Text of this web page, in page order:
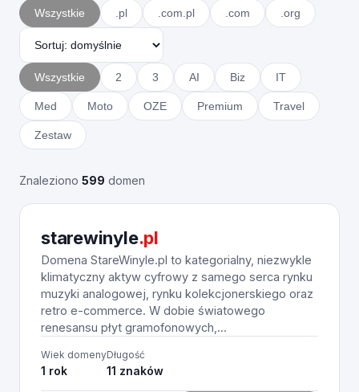
Wszystkie .pl .com.pl .com .org
Wszystkie 2 3 AI Biz IT
Med Moto OZE Premium Travel
Zestaw
Znaleziono 599 domen
starewinyle.pl
Domena StareWinyle.pl to kategorialny, niezwykle
klimatyczny aktyw cyfrowy z samego serca rynku
muzyki analogowej, rynku kolekcjonerskiego oraz
retro e-commerce. W dobie światowego
renesansu płyt gramofonowych,...
Wiek domeny
1 rok
Długość
11 znaków